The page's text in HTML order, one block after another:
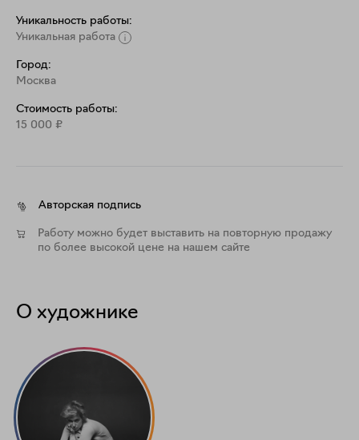
Уникальность работы:
Уникальная работа
Город:
Москва
Стоимость работы:
15 000 ₽
Авторская подпись
Работу можно будет выставить на повторную продажу
по более высокой цене на нашем сайте
О художнике